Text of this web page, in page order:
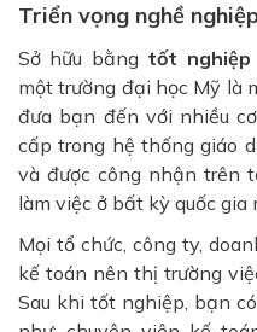
Triển vọng nghề
Sở hữu bằng tốt
một trường đại học Mỹ là
đưa bạn đến với nhiều
cấp trong hệ thống giáo
và được công nhận trên
làm việc ở bất kỳ quốc gia
Mọi tổ chức, công ty,
kế toán nên thị trường
Sau khi tốt nghiệp, bạn